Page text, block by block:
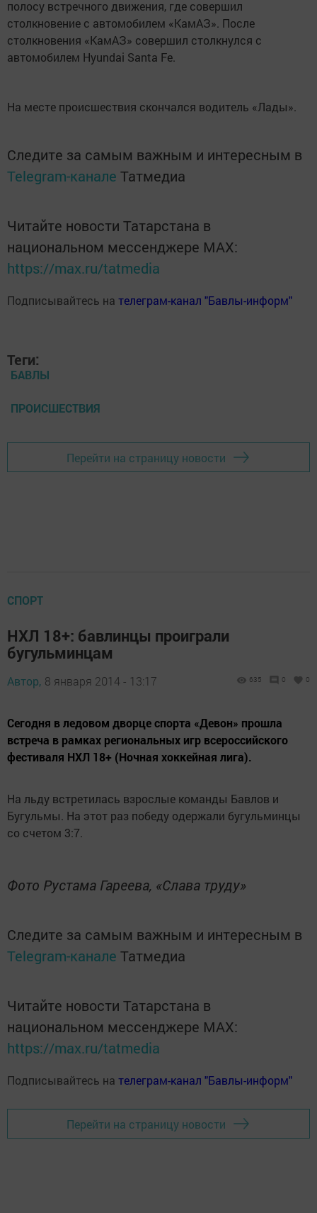
полосу встречного движения, где совершил
столкновение с автомобилем «КамАЗ». После
столкновения «КамАЗ» совершил столкнулся с
автомобилем Hyundai Santa Fe.
На месте происшествия скончался водитель «Лады».
Следите за самым важным и интересным в
Telegram-канале Татмедиа
Читайте новости Татарстана в
национальном мессенджере MАХ:
https://max.ru/tatmedia
Подписывайтесь на телеграм-канал "Бавлы-информ"
Теги:
БАВЛЫ
ПРОИСШЕСТВИЯ
Перейти на страницу новости
СПОРТ
НХЛ 18+: бавлинцы проиграли
бугульминцам
Автор, 8 января 2014 - 13:17 635 0 0
Сегодня в ледовом дворце спорта «Девон» прошла
встреча в рамках региональных игр всероссийского
фестиваля НХЛ 18+ (Ночная хоккейная лига).
На льду встретилась взрослые команды Бавлов и
Бугульмы. На этот раз победу одержали бугульминцы
со счетом 3:7.
Фото Рустама Гареева, «Слава труду»
Следите за самым важным и интересным в
Telegram-канале Татмедиа
Читайте новости Татарстана в
национальном мессенджере MАХ:
https://max.ru/tatmedia
Подписывайтесь на телеграм-канал "Бавлы-информ"
Перейти на страницу новости